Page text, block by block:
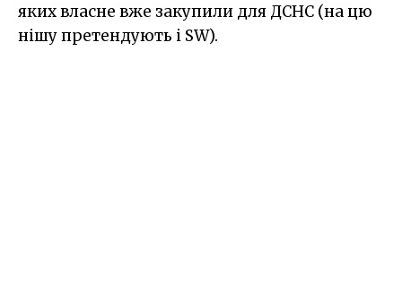
яких власне вже закупили для ДСНС (на цю
нішу претендують і SW).